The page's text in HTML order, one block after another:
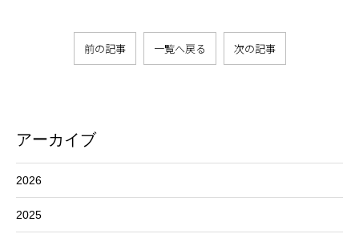
アーカイブ
2026
2025
前の記事 一覧へ戻る 次の記事